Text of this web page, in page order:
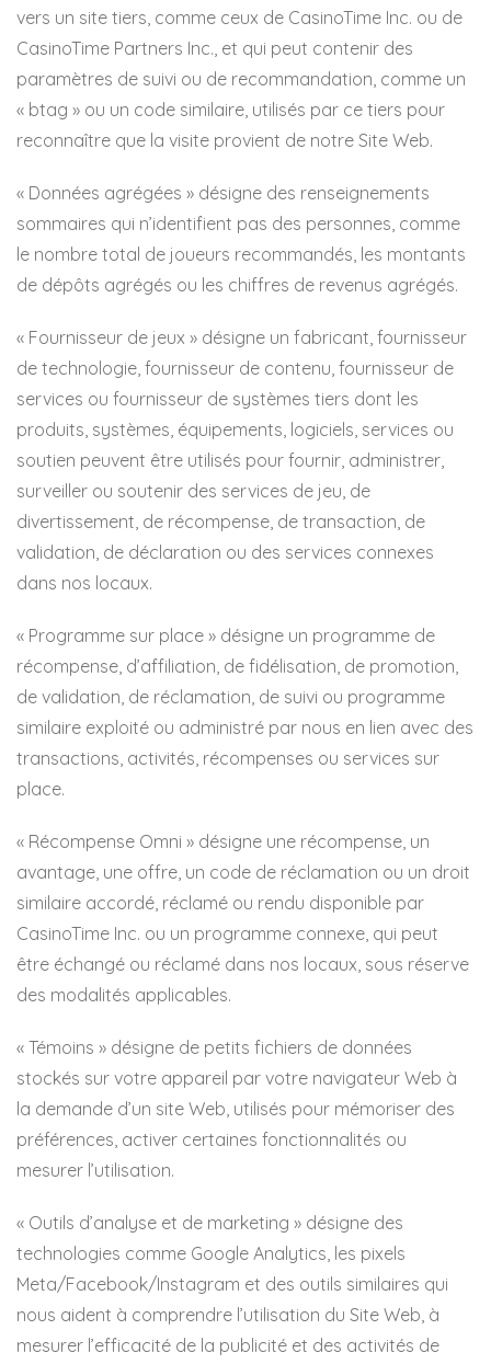
vers un site tiers, comme ceux de CasinoTime Inc. ou de
CasinoTime Partners Inc., et qui peut contenir des
paramètres de suivi ou de recommandation, comme un
« btag » ou un code similaire, utilisés par ce tiers pour
reconnaître que la visite provient de notre Site Web.
« Données agrégées » désigne des renseignements
sommaires qui n’identifient pas des personnes, comme
le nombre total de joueurs recommandés, les montants
de dépôts agrégés ou les chiffres de revenus agrégés.
« Fournisseur de jeux » désigne un fabricant, fournisseur
de technologie, fournisseur de contenu, fournisseur de
services ou fournisseur de systèmes tiers dont les
produits, systèmes, équipements, logiciels, services ou
soutien peuvent être utilisés pour fournir, administrer,
surveiller ou soutenir des services de jeu, de
divertissement, de récompense, de transaction, de
validation, de déclaration ou des services connexes
dans nos locaux.
« Programme sur place » désigne un programme de
récompense, d’affiliation, de fidélisation, de promotion,
de validation, de réclamation, de suivi ou programme
similaire exploité ou administré par nous en lien avec des
transactions, activités, récompenses ou services sur
place.
« Récompense Omni » désigne une récompense, un
avantage, une offre, un code de réclamation ou un droit
similaire accordé, réclamé ou rendu disponible par
CasinoTime Inc. ou un programme connexe, qui peut
être échangé ou réclamé dans nos locaux, sous réserve
des modalités applicables.
« Témoins » désigne de petits fichiers de données
stockés sur votre appareil par votre navigateur Web à
la demande d’un site Web, utilisés pour mémoriser des
préférences, activer certaines fonctionnalités ou
mesurer l’utilisation.
« Outils d’analyse et de marketing » désigne des
technologies comme Google Analytics, les pixels
Meta/Facebook/Instagram et des outils similaires qui
nous aident à comprendre l’utilisation du Site Web, à
mesurer l’efficacité de la publicité et des activités de